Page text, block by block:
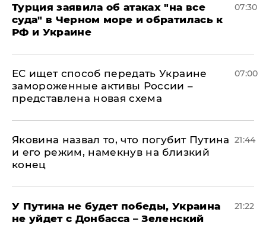
Турция заявила об атаках "на все
суда" в Черном море и обратилась к
РФ и Украине
07:30
ЕС ищет способ передать Украине
замороженные активы России –
представлена новая схема
07:00
Яковина назвал то, что погубит Путина
и его режим, намекнув на близкий
конец
21:44
У Путина не будет победы, Украина
не уйдет с Донбасса – Зеленский
21:22